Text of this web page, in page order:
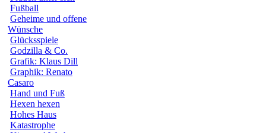
Fußball
Geheime und offene
Wünsche
Glücksspiele
Godzilla & Co.
Grafik: Klaus Dill
Graphik: Renato
Casaro
Hand und Fuß
Hexen hexen
Hohes Haus
Katastrophe